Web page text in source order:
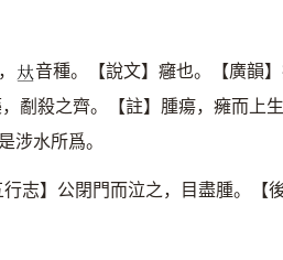
𠀤音種。【說文】癰也。【廣韻
劀殺之齊。【註】腫瘍，㿈而上
涉水所爲。
志】公閉門而泣之，目盡腫。【後